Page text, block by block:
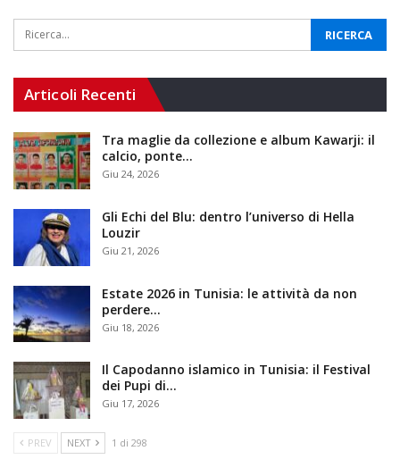
Articoli Recenti
Tra maglie da collezione e album Kawarji: il
calcio, ponte…
Giu 24, 2026
Gli Echi del Blu: dentro l’universo di Hella
Louzir
Giu 21, 2026
Estate 2026 in Tunisia: le attività da non
perdere…
Giu 18, 2026
Il Capodanno islamico in Tunisia: il Festival
dei Pupi di…
Giu 17, 2026
PREV NEXT 1 di 298